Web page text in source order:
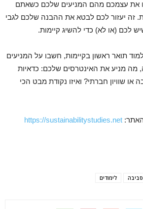
את עצמכם מהם המניעים שלכם כשאתם
זה יעזור לכם לבטא את ההבנה שלכם לגבי
לכם (או לא) כדי להשיג קיימות.
תואר ראשון בקיימות, חשבו על המניעים
מה מניע את האינטרסים שלכם: כדאיות
שוויון חברתי? ואיזו נקודת מבט הכי
https://sustainabilitystudies.net
לימודים